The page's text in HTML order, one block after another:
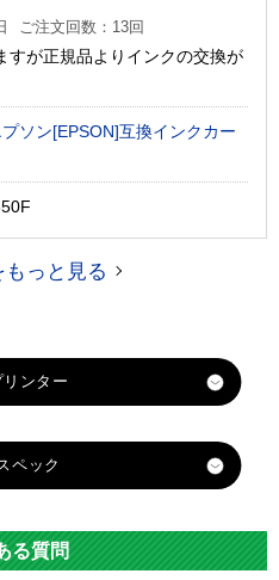
ご注文回数：13回
すが正規品よりインクの交換が
ソン[EPSON]互換インクカー
もっと見る
エプソン
る質問